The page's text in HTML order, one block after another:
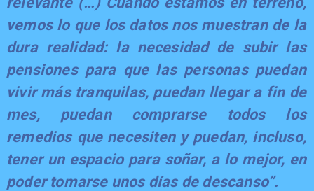
vemos lo que los datos nos muestran de la
dura realidad: la necesidad de subir las
pensiones para que las personas puedan
vivir más tranquilas, puedan llegar a fin de
mes, puedan comprarse todos los
remedios que necesiten y puedan, incluso,
tener un espacio para soñar, a lo mejor, en
poder tomarse unos días de descanso”.